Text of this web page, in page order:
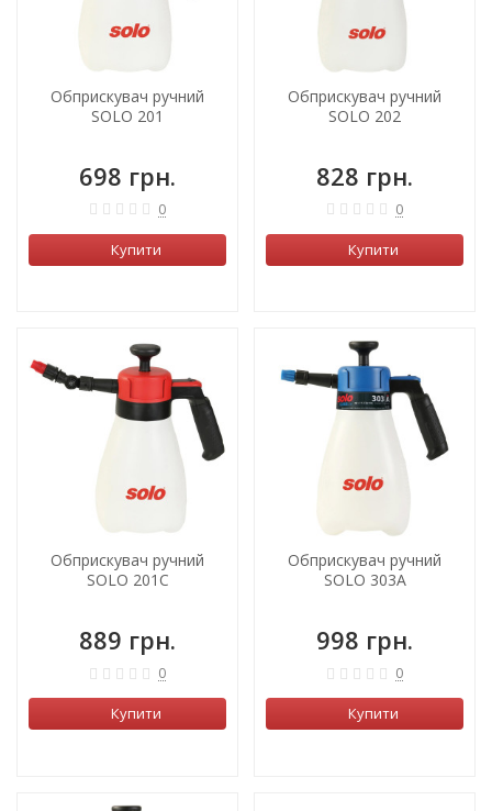
Обприскувач ручний
SOLO 201
698 грн.
0
Купити
Обприскувач ручний
SOLO 202
828 грн.
0
Купити
Обприскувач ручний
SOLO 201C
889 грн.
0
Купити
Обприскувач ручний
SOLO 303A
998 грн.
0
Купити